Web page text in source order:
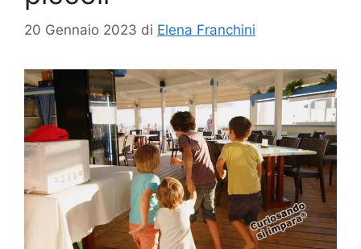
20 Gennaio 2023 di Elena Franchini